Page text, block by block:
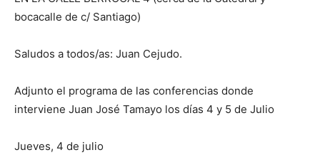
bocacalle de c/ Santiago)
Saludos a todos/as: Juan Cejudo.
Adjunto el programa de las conferencias donde
interviene Juan José Tamayo los días 4 y 5 de Julio
Jueves, 4 de julio